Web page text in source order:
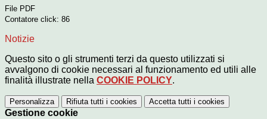
File PDF
Contatore click: 86
Notizie
Questo sito o gli strumenti terzi da questo utilizzati si
avvalgono di cookie necessari al funzionamento ed utili alle
finalità illustrate nella COOKIE POLICY.
Personalizza Rifiuta tutti i cookies Accetta tutti i cookies
Gestione cookie